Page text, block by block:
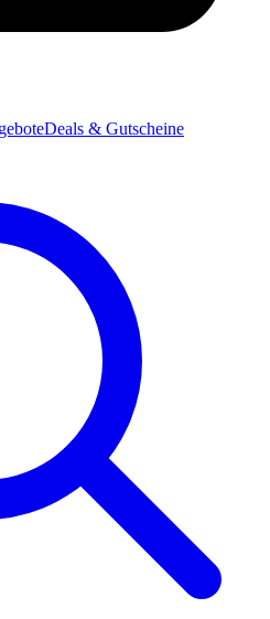
Deals & Gutscheine